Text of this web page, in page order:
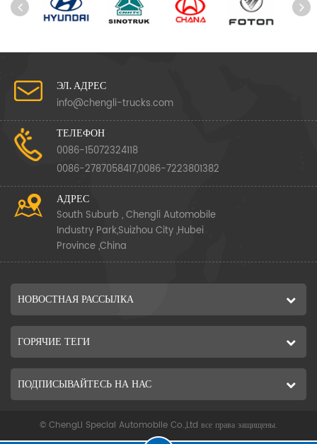
ЭЛ. АДРЕС
info@chengli-trucks.com
ТЕЛЕФОН
0086-15072324118
0086-2787058417,0086-7223801382
АДРЕС
South Suburb , Chengli Automobile
Industry Park,Suizhou City ,Hubei
Province ,China
НОВОСТНАЯ РАССЫЛКА
ГОРЯЧИЕ ТЕГИ
ПОДПИСЫВАЙТЕСЬ НА НАС
© ChengLi Special Automobile Co.,Ltd все права защищены.